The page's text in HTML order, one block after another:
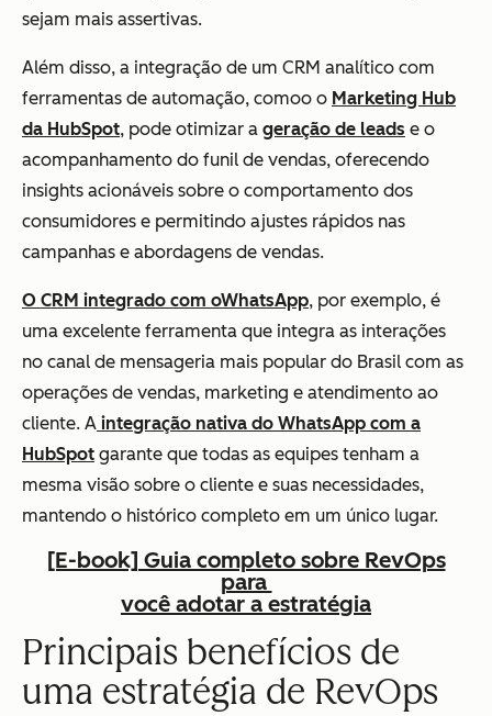
sejam mais assertivas.
Além disso, a integração de um CRM analítico com
ferramentas de automação, comoo o Marketing Hub
da HubSpot, pode otimizar a geração de leads e o
acompanhamento do funil de vendas, oferecendo
insights acionáveis sobre o comportamento dos
consumidores e permitindo ajustes rápidos nas
campanhas e abordagens de vendas.
O CRM integrado com oWhatsApp, por exemplo, é
uma excelente ferramenta que integra as interações
no canal de mensageria mais popular do Brasil com as
operações de vendas, marketing e atendimento ao
cliente. A integração nativa do WhatsApp com a
HubSpot garante que todas as equipes tenham a
mesma visão sobre o cliente e suas necessidades,
mantendo o histórico completo em um único lugar.
[E-book] Guia completo sobre RevOps
para
você adotar a estratégia
Principais benefícios de
uma estratégia de RevOps